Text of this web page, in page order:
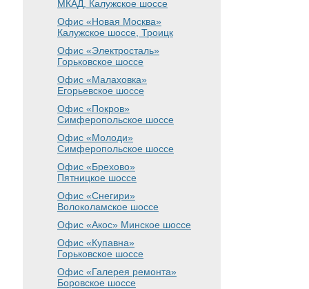
МКАД, Калужское шоссе
Офис «Новая Москва»
Калужское шоссе, Троицк
Офис «Электросталь»
Горьковское шоссе
Офис «Малаховка»
Егорьевское шоссе
Офис «Покров»
Симферопольское шоссе
Офис «Молоди»
Симферопольское шоссе
Офис «Брехово»
Пятницкое шоссе
Офис «Снегири»
Волоколамское шоссе
Офис «Акос» Минское шоссе
Офис «Купавна»
Горьковское шоссе
Офис «Галерея ремонта»
Боровское шоссе